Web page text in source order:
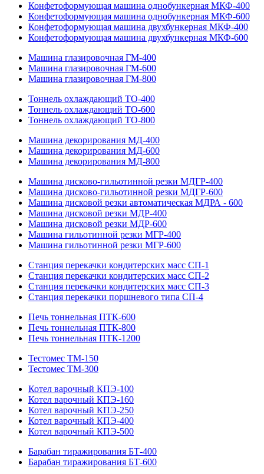
Конфетоформующая машина однобункерная МКФ-400
Конфетоформующая машина однобункерная МКФ-600
Конфетоформующая машина двухбункерная МКФ-400
Конфетоформующая машина двухбункерная МКФ-600
Машина глазировочная ГМ-400
Машина глазировочная ГМ-600
Машина глазировочная ГМ-800
Тоннель охлаждающий ТО-400
Тоннель охлаждающий ТО-600
Тоннель охлаждающий ТО-800
Машина декорирования МД-400
Машина декорирования МД-600
Машина декорирования МД-800
Машина дисково-гильотинной резки МДГР-400
Машина дисково-гильотинной резки МДГР-600
Машина дисковой резки автоматическая МДРА - 600
Машина дисковой резки МДР-400
Машина дисковой резки МДР-600
Машина гильотинной резки МГР-400
Машина гильотинной резки МГР-600
Станция перекачки кондитерских масс СП-1
Станция перекачки кондитерских масс СП-2
Станция перекачки кондитерских масс СП-3
Станция перекачки поршневого типа СП-4
Печь тоннельная ПТК-600
Печь тоннельная ПТК-800
Печь тоннельная ПТК-1200
Тестомес ТМ-150
Тестомес ТМ-300
Котел варочный КПЭ-100
Котел варочный КПЭ-160
Котел варочный КПЭ-250
Котел варочный КПЭ-400
Котел варочный КПЭ-500
Барабан тиражирования БТ-400
Барабан тиражирования БТ-600